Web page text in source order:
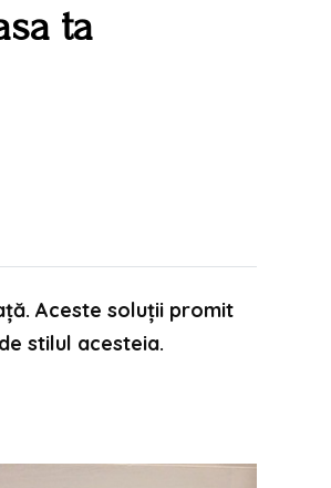
ta
Aceste soluții promit
stilul acesteia.